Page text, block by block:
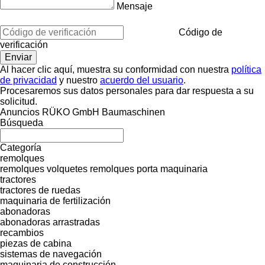
Mensaje
Código de
verificación
Al hacer clic aquí, muestra su conformidad con nuestra política
de privacidad y nuestro acuerdo del usuario.
Procesaremos sus datos personales para dar respuesta a su
solicitud.
Anuncios RÜKO GmbH Baumaschinen
Búsqueda
Categoría
remolques
remolques volquetes remolques porta maquinaria
tractores
tractores de ruedas
maquinaria de fertilización
abonadoras
abonadoras arrastradas
recambios
piezas de cabina
sistemas de navegación